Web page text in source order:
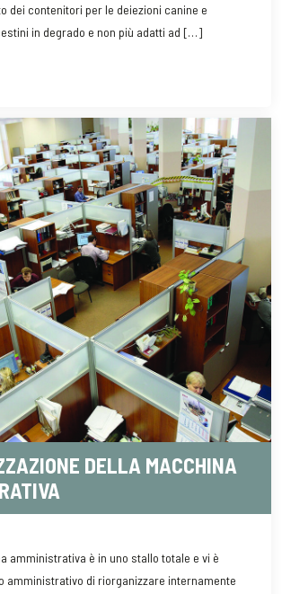
dei contenitori per le deiezioni canine e
in degrado e non più adatti ad […]
DELLA MACCHINA
amministrativa è in uno stallo totale e vi è
amministrativo di riorganizzare internamente